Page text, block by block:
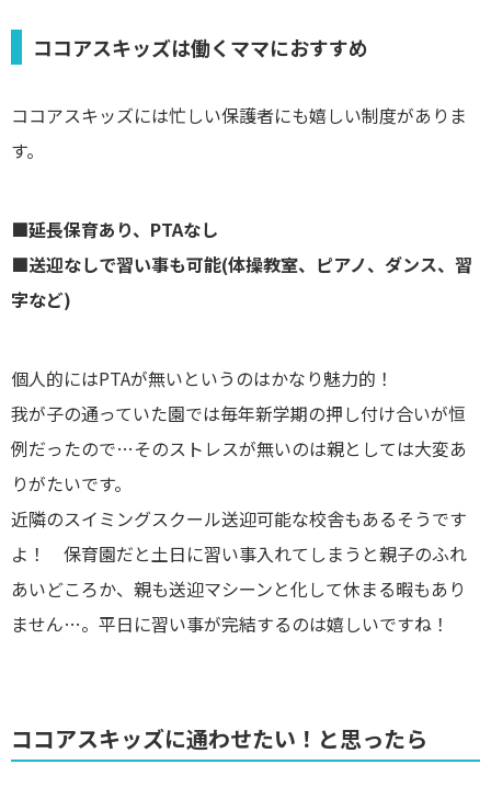
ココアスキッズは働くママにおすすめ
ココアスキッズには忙しい保護者にも嬉しい制度がありま
す。
■延長保育あり、PTAなし
■送迎なしで習い事も可能(体操教室、ピアノ、ダンス、習
字など)
個人的にはPTAが無いというのはかなり魅力的！
我が子の通っていた園では毎年新学期の押し付け合いが恒
例だったので…そのストレスが無いのは親としては大変あ
りがたいです。
近隣のスイミングスクール送迎可能な校舎もあるそうです
よ！ 保育園だと土日に習い事入れてしまうと親子のふれ
あいどころか、親も送迎マシーンと化して休まる暇もあり
ません…。平日に習い事が完結するのは嬉しいですね！
ココアスキッズに通わせたい！と思ったら